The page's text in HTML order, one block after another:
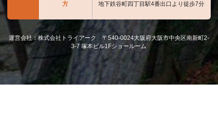
方
地下鉄谷町四丁目駅4番出口より徒歩7分
運営会社：株式会社トライアーク 〒540-0024大阪府大阪市中央区南新町2-
3-7 塚本ビル1Fショールーム